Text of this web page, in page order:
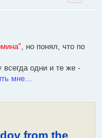
, но понял, что по
одни и те же -
мне...
from the